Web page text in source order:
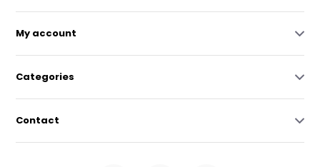
My account
Categories
Contact